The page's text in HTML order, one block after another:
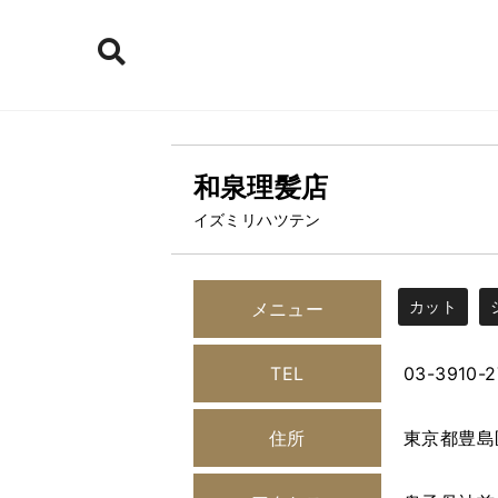
和泉理髪店
イズミリハツテン
メニュー カット
TEL 03-3910-
住所 東京都豊